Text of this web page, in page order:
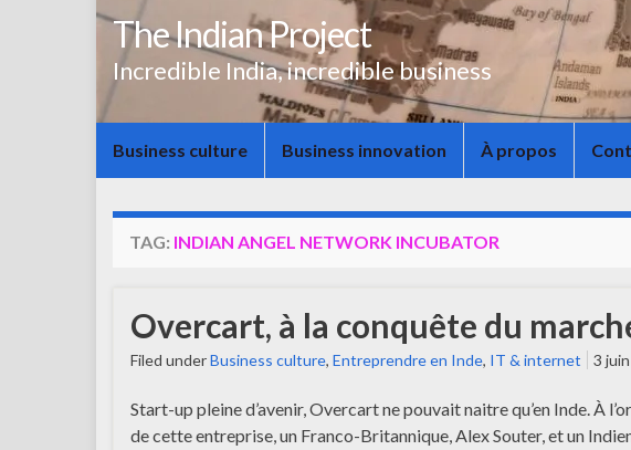
The Indian Project
Incredible India, incredible business
Business culture Business innovation À propos
TAG: INDIAN ANGEL NETWORK INCUBATOR
Overcart, à la conquête du
Filed underBusiness culture, Entreprendre en Inde, IT & internet 3
Start-up pleine d’avenir, Overcart ne pouvait naitre qu’en Inde. À
de cette entreprise, un Franco-Britannique, Alex Souter, et un